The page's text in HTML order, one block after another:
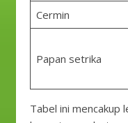
Cermin
Papan setrika
Tabel ini mencakup